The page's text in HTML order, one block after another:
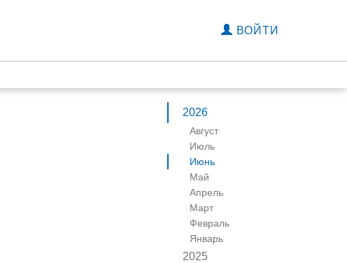
ВОЙТИ
2026
Август
Июль
Июнь
Май
Апрель
Март
Февраль
Январь
2025